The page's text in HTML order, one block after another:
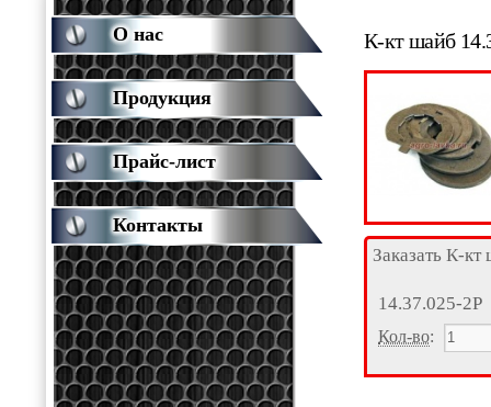
К-кт шайб
Заказать К-кт
14.37.025-2Р
Кол-во:
О нас
Продукция
Прайс-лист
Контакты